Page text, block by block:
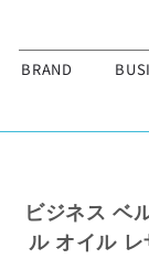
BRAND
ビジネス ベ
ル オイル